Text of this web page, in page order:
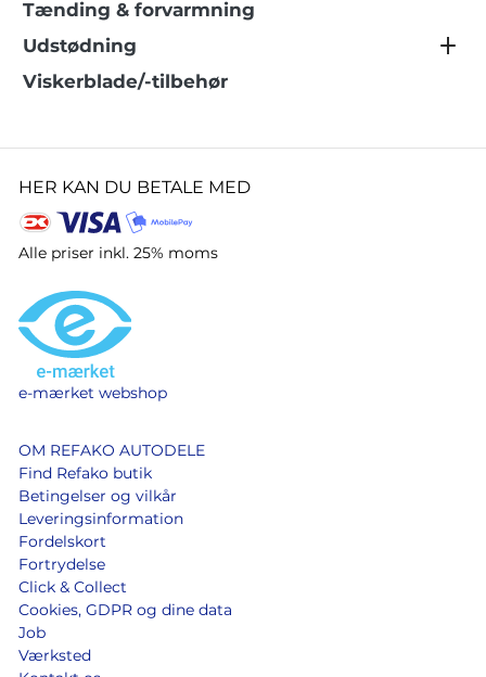
Tænding & forvarmning
Udstødning
Viskerblade/-tilbehør
HER KAN DU BETALE MED
Alle priser inkl. 25% moms
e-mærket webshop
OM REFAKO AUTODELE
Find Refako butik
Betingelser og vilkår
Leveringsinformation
Fordelskort
Fortrydelse
Click & Collect
Cookies, GDPR og dine data
Job
Værksted